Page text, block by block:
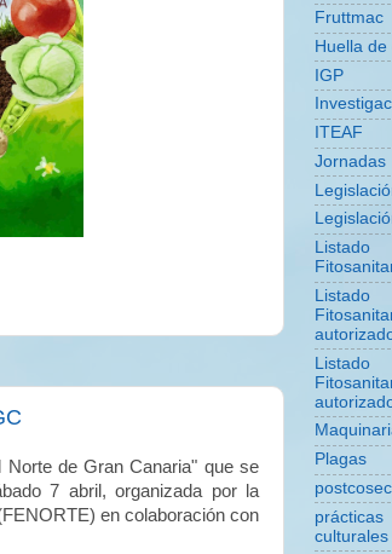
de Gran Canaria" que se
7 abril, organizada por la
en colaboración con
Fruttmac
Huella
IGP
ITEAF
Jornadas
Listado
Listado
Listado
Plagas
prácticas
culturales